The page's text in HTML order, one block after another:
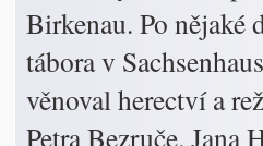
Birkenau. Po nějaké
tábora v
věnoval herectví a
Petra Bezruče. Jana